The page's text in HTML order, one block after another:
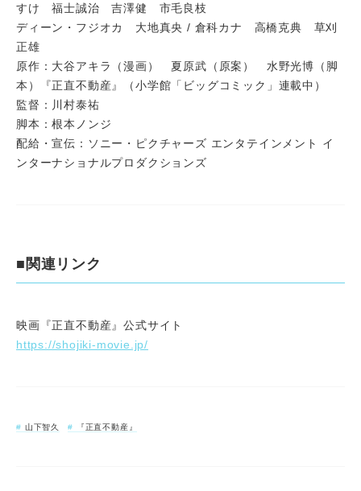
すけ 福士誠治 吉澤健 市毛良枝
ディーン・フジオカ 大地真央 / 倉科カナ 高橋克典 草刈
正雄
原作：大谷アキラ（漫画） 夏原武（原案） 水野光博（脚
本）『正直不動産』（小学館「ビッグコミック」連載中）
監督：川村泰祐
脚本：根本ノンジ
配給・宣伝：ソニー・ピクチャーズ エンタテインメント イ
ンターナショナルプロダクションズ
■関連リンク
映画『正直不動産』公式サイト
https://shojiki-movie.jp/
山下智久 『正直不動産』